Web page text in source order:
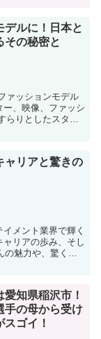
デルに！日本と
その秘密と
ァッションモデル
、映像、ファッシ
らりとしたスタイ
ャリアと驚きの
メント業界で輝く
リアの歩み、そし
魅力や、驚くべ
知県稲沢市！
手の母から受け
ゴイ！